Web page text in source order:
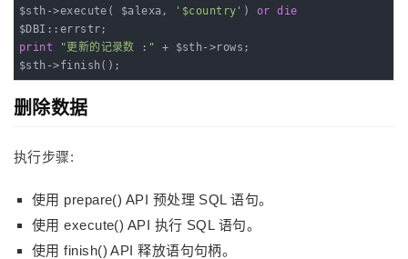
$sth->execute( $alexa,
'$country' ) or die
print
"更新的记录数 :" + $sth->rows;
$sth->finish();
删除数据
执行步骤:
使用 prepare() API 预处理 SQL 语句。
使用 execute() API 执行 SQL 语句。
使用 finish() API 释放语句句柄。